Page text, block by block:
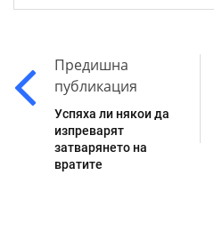
Предишна
публикация
Успяха ли някои да
изпреварят
затварянето на
вратите